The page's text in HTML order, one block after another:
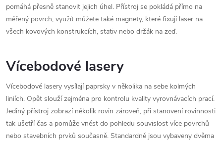
pomáhá přesně stanovit jejich úhel. Přístroj se pokládá přímo na
měřený povrch, využít můžete také magnety, které fixují laser na
všech kovových konstrukcích, stativ nebo držák na zeď.
Vícebodové lasery
Vícebodové lasery vysílají paprsky v několika na sebe kolmých
liniích. Opět slouží zejména pro kontrolu kvality vyrovnávacích prací.
Jediný přístroj zobrazí několik rovin zároveň, při stanovení rovinnosti
tak ušetří čas a pomůže vnést do pohledu souvislost více povrchů
nebo stavebních prvků současně. Standardně jsou vybaveny dvěma